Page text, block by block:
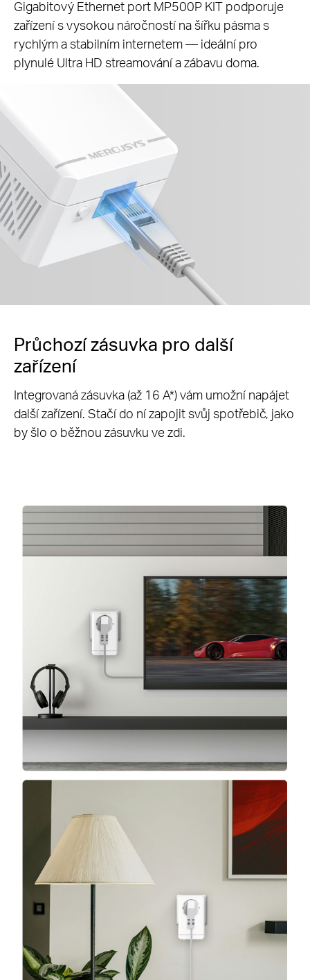
Gigabitový Ethernet port MP500P KIT podporuje
zařízení s vysokou náročností na šířku pásma s
rychlým a stabilním internetem — ideální pro
plynulé Ultra HD streamování a zábavu doma.
Průchozí zásuvka pro další
zařízení
Integrovaná zásuvka (až 16 A*) vám umožní napájet
další zařízení. Stačí do ní zapojit svůj spotřebič, jako
by šlo o běžnou zásuvku ve zdi.